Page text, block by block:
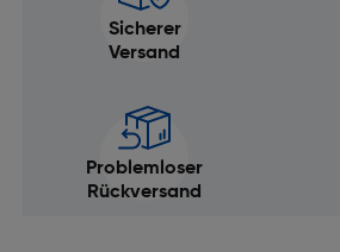
Sicherer
Versand
Problemloser
Rückversand